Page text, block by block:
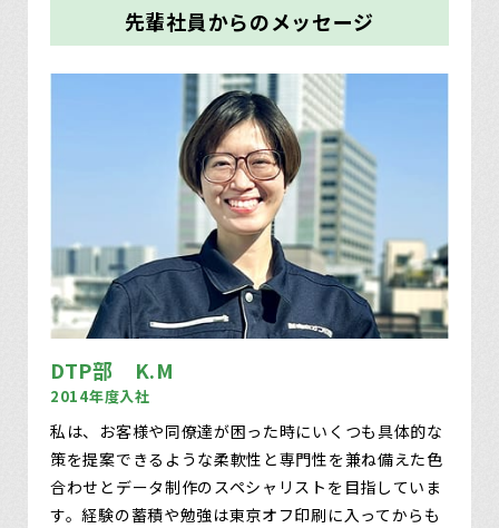
先輩社員からのメッセージ
DTP部 K.M
2014年度入社
私は、お客様や同僚達が困った時にいくつも具体的な
策を提案できるような柔軟性と専門性を兼ね備えた色
合わせとデータ制作のスペシャリストを目指していま
す。経験の蓄積や勉強は東京オフ印刷に入ってからも